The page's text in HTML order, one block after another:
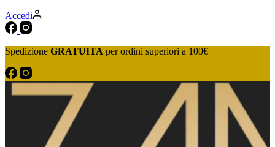
Accedi
Spedizione GRATUITA per ordini superiori a 100€